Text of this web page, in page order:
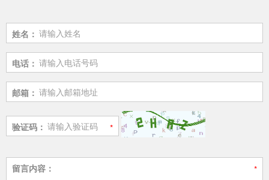
姓名：
电话：
邮箱：
验证码：
留言内容：